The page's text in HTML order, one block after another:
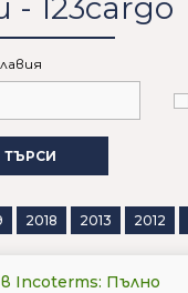
ТЪРСИ
2018 2013 2012
Incoterms: Пълно